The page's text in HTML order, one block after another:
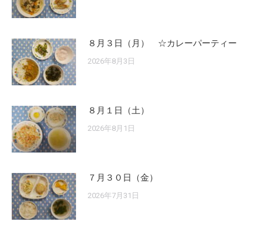
８月３日（月） ☆カレーパーティー
2026年8月3日
８月１日（土）
2026年8月1日
７月３０日（金）
2026年7月31日